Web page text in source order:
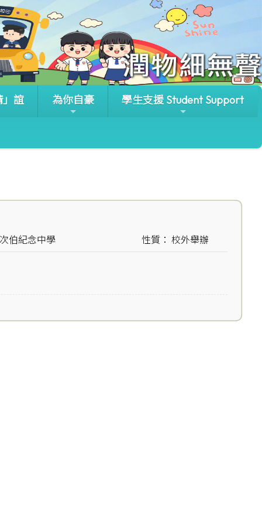
」誼 為你自豪 學生支援 Student Support
伯紀念中學 性質： 校外舉辦